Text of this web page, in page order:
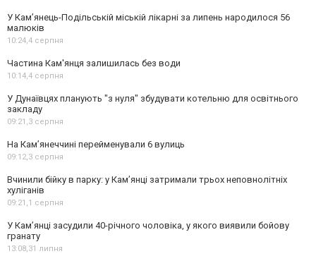
У Кам’янець-Подільській міській лікарні за липень народилося 56
малюків
10:24,4 серпня
Частина Кам'янця залишилась без води
10:14,4 серпня
У Дунаївцях планують "з нуля" збудувати котельню для освітнього
закладу
09:21,3 серпня
На Камʼянеччині перейменували 6 вулиць
09:12,3 серпня
Вчинили бійку в парку: у Кам’янці затримали трьох неповнолітніх
хуліганів
09:21,1 серпня
У Камʼянці засудили 40-річного чоловіка, у якого виявили бойову
гранату
13:08,31 липня